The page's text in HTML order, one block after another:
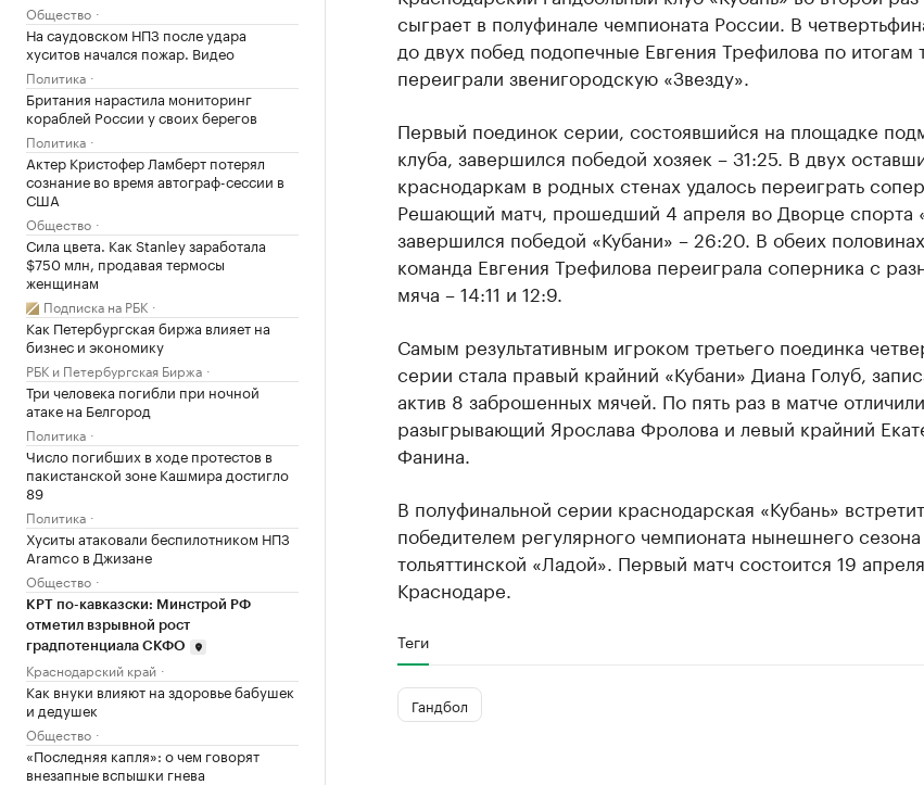
Общество
На саудовском НПЗ после удара
хуситов начался пожар. Видео
Политика
Британия нарастила мониторинг
кораблей России у своих берегов
Политика
Актер Кристофер Ламберт потерял
сознание во время автограф-сессии в
США
Общество
Сила цвета. Как Stanley заработала
$750 млн, продавая термосы
женщинам
Подписка на РБК
Как Петербургская биржа влияет на
бизнес и экономику
РБК и Петербургская Биржа
Три человека погибли при ночной
атаке на Белгород
Политика
Число погибших в ходе протестов в
пакистанской зоне Кашмира достигло
89
Политика
Хуситы атаковали беспилотником НПЗ
Aramco в Джизане
Общество
КРТ по-кавказски: Минстрой РФ
отметил взрывной рост
градпотенциала СКФО
Краснодарский край
Как внуки влияют на здоровье бабушек
и дедушек
Общество
«Последняя капля»: о чем говорят
внезапные вспышки гнева
сыграет в полуфинале чемпионата России. В
до двух побед подопечные Евгения Трефилова по итогам
переиграли звенигородскую «Звезду».
Первый поединок серии, состоявшийся на площадке
клуба, завершился победой хозяек – 31:25. В двух
краснодаркам в родных стенах удалось переиграть
Решающий матч, прошедший 4 апреля во Дворце спорта
завершился победой «Кубани» – 26:20. В обеих
команда Евгения Трефилова переиграла соперника с
мяча – 14:11 и 12:9.
Самым результативным игроком третьего поединка
серии стала правый крайний «Кубани» Диана Голуб,
актив 8 заброшенных мячей. По пять раз в матче
разыгрывающий Ярослава Фролова и левый крайний
Фанина.
В полуфинальной серии краснодарская «Кубань»
победителем регулярного чемпионата нынешнего сезона
тольяттинской «Ладой». Первый матч состоится 19
Краснодаре.
Теги
Гандбол